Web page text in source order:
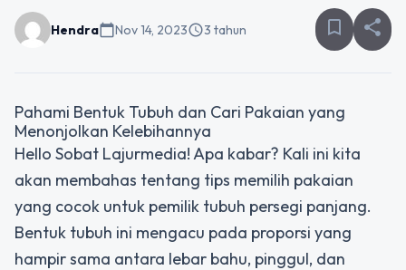
Hendracalendar_todayNov 14, 2023schedule3 tahun bookmark_border share
Pahami Bentuk Tubuh dan Cari Pakaian yang
Menonjolkan Kelebihannya
Hello Sobat Lajurmedia! Apa kabar? Kali ini kita
akan membahas tentang tips memilih pakaian
yang cocok untuk pemilik tubuh persegi panjang.
Bentuk tubuh ini mengacu pada proporsi yang
hampir sama antara lebar bahu, pinggul, dan